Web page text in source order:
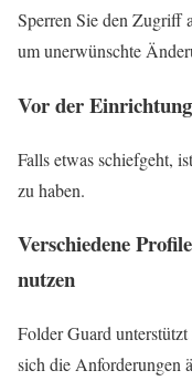
Sperren Sie den Zugriff
um unerwünschte
Vor der
Falls etwas schiefgeht,
zu haben.
Verschiedene
nutzen
Folder Guard
sich die Anforderungen